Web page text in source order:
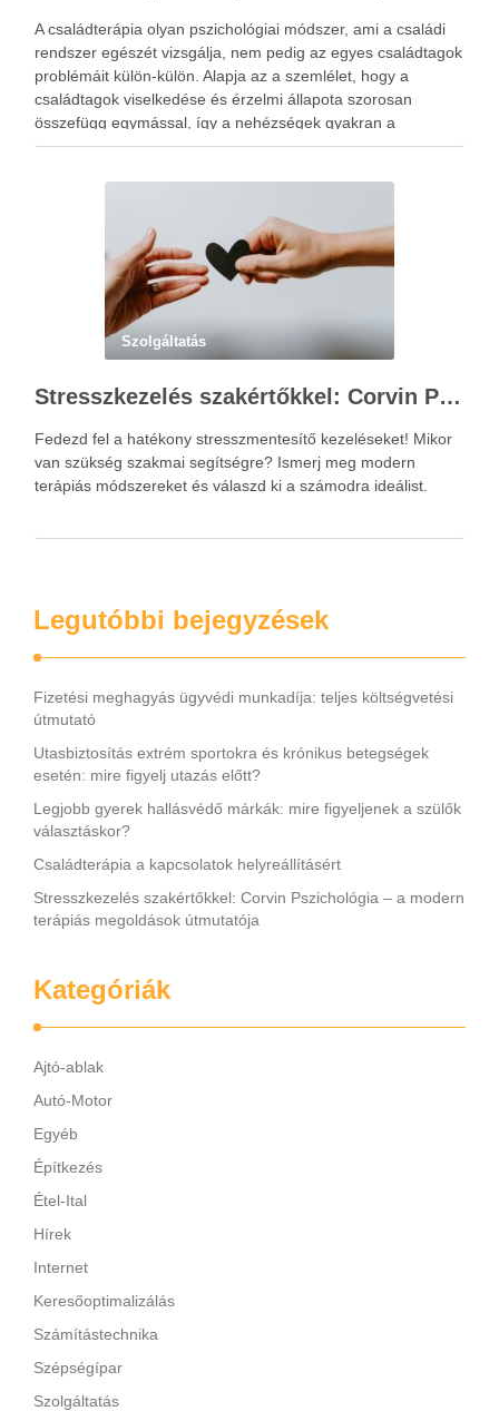
A családterápia olyan pszichológiai módszer, ami a családi
rendszer egészét vizsgálja, nem pedig az egyes családtagok
problémáit külön-külön. Alapja az a szemlélet, hogy a
családtagok viselkedése és érzelmi állapota szorosan
összefügg egymással, így a nehézségek gyakran a
kapcsolati mintázatokban gyökereznek. A családterápia
Szolgáltatás
Stresszkezelés szakértőkkel: Corvin Pszichológia – a modern terápiás megoldások útmutatója
Fedezd fel a hatékony stresszmentesítő kezeléseket! Mikor
van szükség szakmai segítségre? Ismerj meg modern
terápiás módszereket és válaszd ki a számodra ideálist.
Legutóbbi bejegyzések
Fizetési meghagyás ügyvédi munkadíja: teljes költségvetési
útmutató
Utasbiztosítás extrém sportokra és krónikus betegségek
esetén: mire figyelj utazás előtt?
Legjobb gyerek hallásvédő márkák: mire figyeljenek a szülők
választáskor?
Családterápia a kapcsolatok helyreállításért
Stresszkezelés szakértőkkel: Corvin Pszichológia – a modern
terápiás megoldások útmutatója
Kategóriák
Ajtó-ablak
Autó-Motor
Egyéb
Építkezés
Étel-Ital
Hírek
Internet
Keresőoptimalizálás
Számítástechnika
Szépségípar
Szolgáltatás